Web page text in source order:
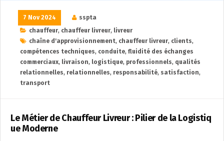
7 Nov 2024
sspta
chauffeur, chauffeur livreur, livreur
chaîne d'approvisionnement, chauffeur livreur, clients,
compétences techniques, conduite, fluidité des échanges
commerciaux, livraison, logistique, professionnels, qualités
relationnelles, relationnelles, responsabilité, satisfaction,
transport
Le Métier de Chauffeur Livreur : Pilier de la Logistiq
ue Moderne